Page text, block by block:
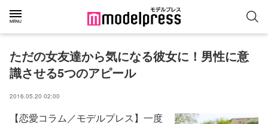
ただの女友達から気になる彼女に！男性に意
識させる5つのアピール
2016.05.20 02:00
【恋愛コラム／モデルプレス】一度